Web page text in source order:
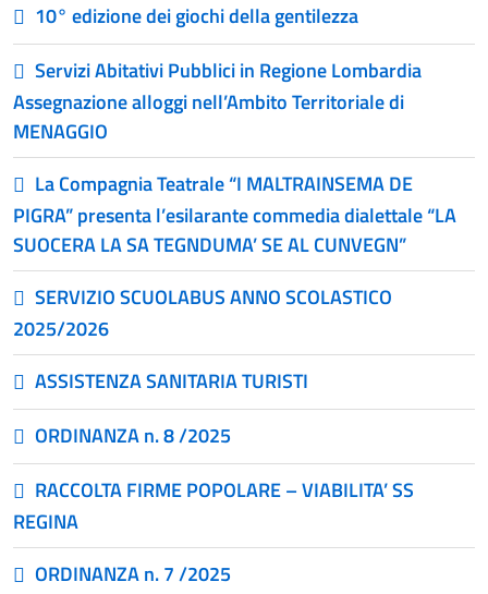
10° edizione dei giochi della gentilezza
Servizi Abitativi Pubblici in Regione Lombardia
Assegnazione alloggi nell’Ambito Territoriale di
MENAGGIO
La Compagnia Teatrale “I MALTRAINSEMA DE
PIGRA” presenta l’esilarante commedia dialettale “LA
SUOCERA LA SA TEGNDUMA’ SE AL CUNVEGN”
SERVIZIO SCUOLABUS ANNO SCOLASTICO
2025/2026
ASSISTENZA SANITARIA TURISTI
ORDINANZA n. 8 /2025
RACCOLTA FIRME POPOLARE – VIABILITA’ SS
REGINA
ORDINANZA n. 7 /2025